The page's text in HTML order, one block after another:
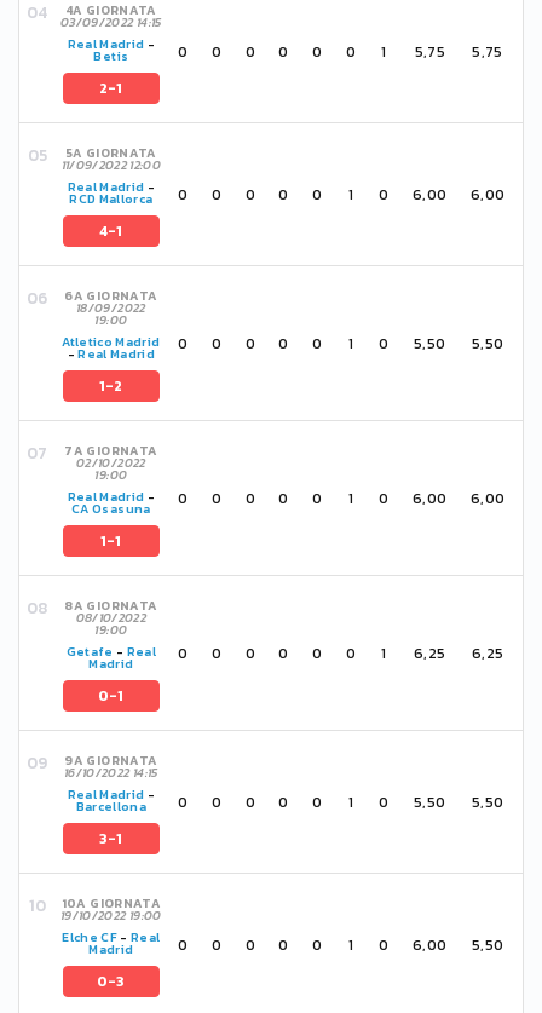
4A GIORNATA
03/09/2022 14:15
Real Madrid -
Betis
2-1
0 0 0 0 0 0 1 5,75 5,75
5A GIORNATA
11/09/2022 12:00
Real Madrid -
RCD Mallorca
4-1
0 0 0 0 0 1 0 6,00 6,00
6A GIORNATA
18/09/2022
19:00
Atletico Madrid
-Real Madrid
1-2
0 0 0 0 0 1 0 5,50 5,50
7A GIORNATA
02/10/2022
19:00
Real Madrid -
CA Osasuna
1-1
0 0 0 0 0 1 0 6,00 6,00
8A GIORNATA
08/10/2022
19:00
Getafe - Real
Madrid
0-1
0 0 0 0 0 0 1 6,25 6,25
9A GIORNATA
16/10/2022 14:15
Real Madrid -
Barcellona
3-1
0 0 0 0 0 1 0 5,50 5,50
10A GIORNATA
19/10/2022 19:00
Elche CF -Real
Madrid
0-3
0 0 0 0 0 1 0 6,00 5,50